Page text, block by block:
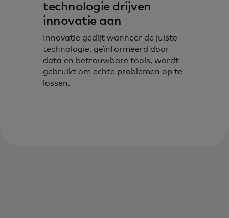
technologie drijven
innovatie aan
Innovatie gedijt wanneer de juiste
technologie, geïnformeerd door
data en betrouwbare tools, wordt
gebruikt om echte problemen op te
lossen.